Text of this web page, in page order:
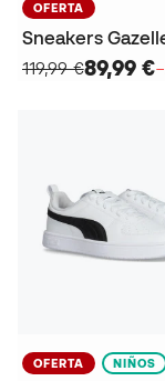
OFERTA
Sneakers
119,99 €89,99 €
OFERTA NIÑOS